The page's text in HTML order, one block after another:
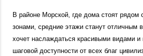
В районе Морской, где дома стоят рядом
зонами, средние этажи станут отличным
хочет наслаждаться красивыми видами и
шаговой доступности от всех благ